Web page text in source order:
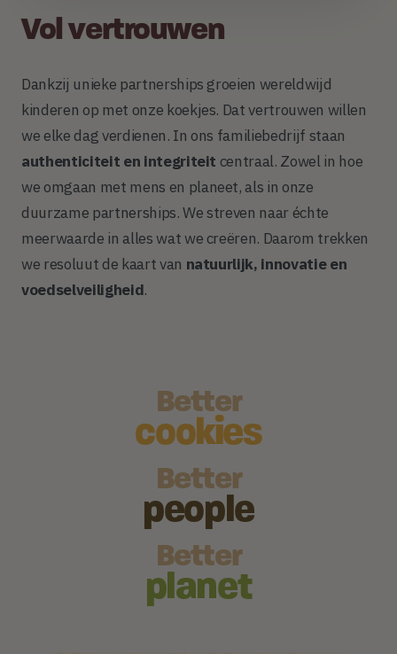
Vol vertrouwen
Dankzij unieke partnerships groeien wereldwijd
kinderen op met onze koekjes. Dat vertrouwen willen
we elke dag verdienen. In ons familiebedrijf staan
authenticiteit en integriteit centraal. Zowel in hoe
we omgaan met mens en planeet, als in onze
duurzame partnerships. We streven naar échte
meerwaarde in alles wat we creëren. Daarom trekken
we resoluut de kaart van natuurlijk, innovatie en
voedselveiligheid.
Better
cookies
Better
people
Better
planet